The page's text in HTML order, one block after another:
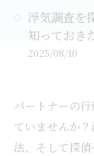
浮気調査を
知っておき
2025/08/10
パートナーの
ていませんか
法、そして探